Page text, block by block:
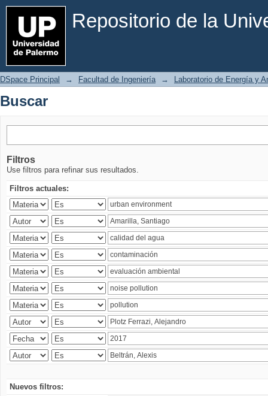
Repositorio de la
Buscar
DSpace Principal → Facultad de Ingeniería → Laboratorio de Energía y
Buscar
Filtros
Use filtros para refinar sus resultados.
Filtros actuales:
Nuevos filtros: